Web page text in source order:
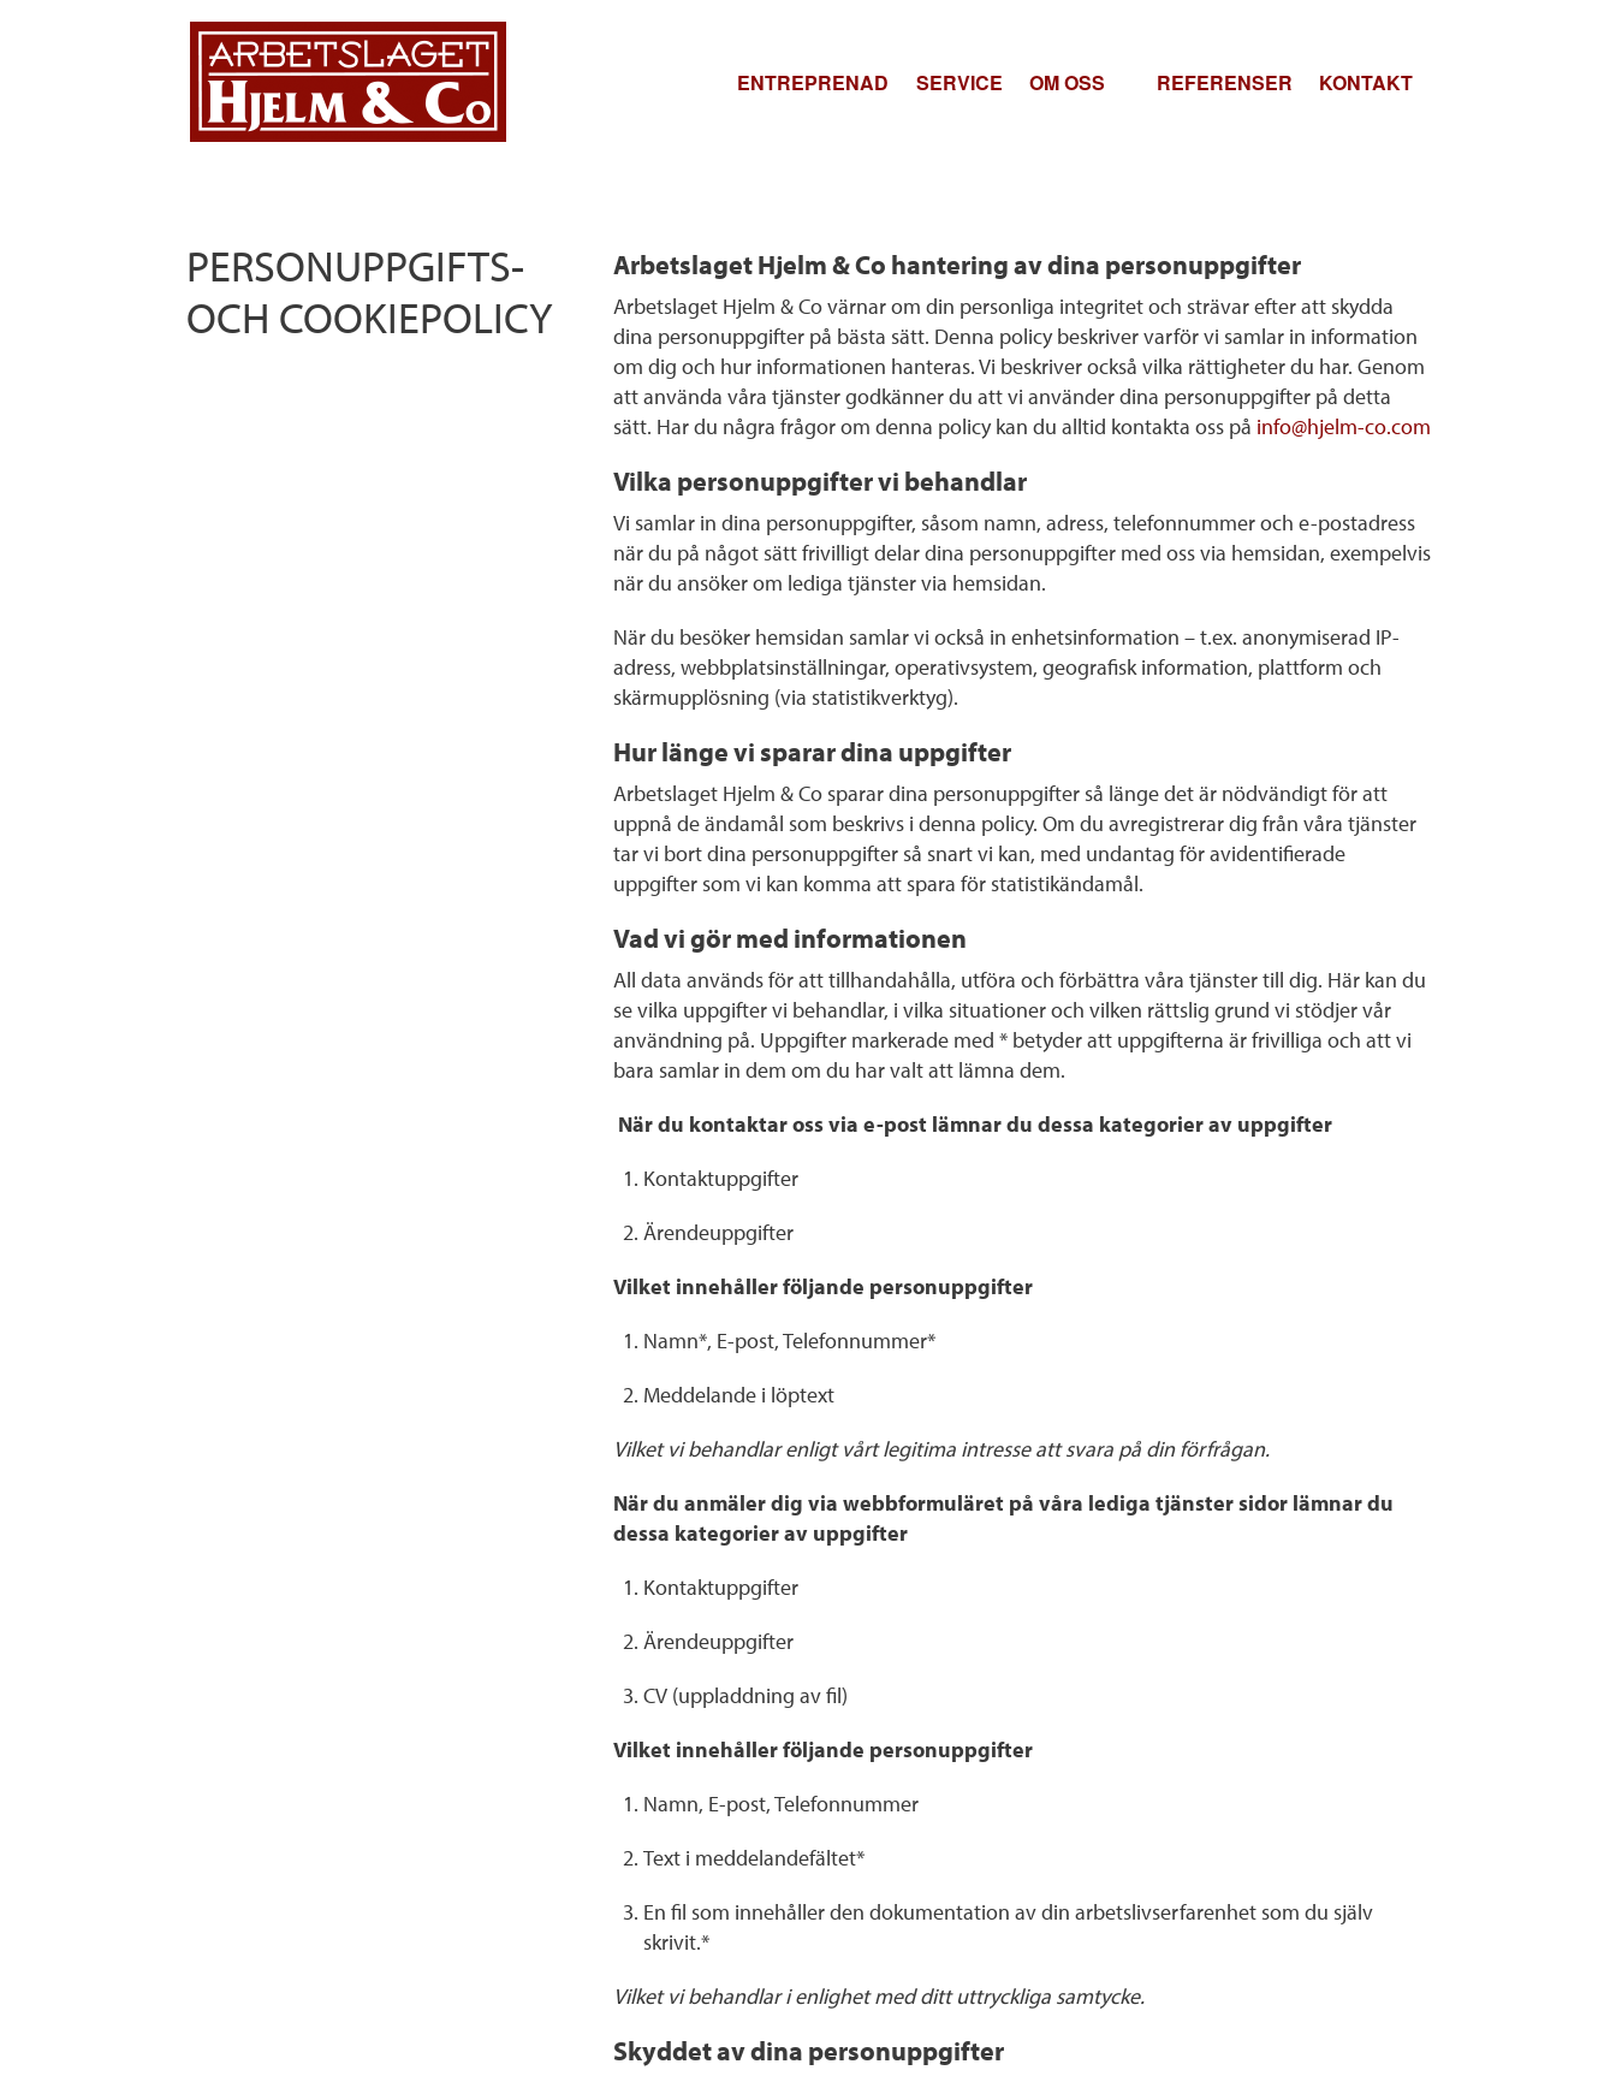
Hoppa till huvudinnehåll
ENTREPRENAD SERVICE
OM OSS
ARBETA HOS OSS
AKTUELLT
REFERENSER KONTAKT
PERSONUPPGIFTS-
OCH COOKIEPOLICY
Arbetslaget Hjelm & Co hantering av dina personuppgifter
Arbetslaget Hjelm & Co värnar om din personliga integritet och strävar efter att skydda
dina personuppgifter på bästa sätt. Denna policy beskriver varför vi samlar in information
om dig och hur informationen hanteras. Vi beskriver också vilka rättigheter du har. Genom
att använda våra tjänster godkänner du att vi använder dina personuppgifter på detta
sätt. Har du några frågor om denna policy kan du alltid kontakta oss på info@hjelm-co.com
Vilka personuppgifter vi behandlar
Vi samlar in dina personuppgifter, såsom namn, adress, telefonnummer och e-postadress
när du på något sätt frivilligt delar dina personuppgifter med oss via hemsidan, exempelvis
när du ansöker om lediga tjänster via hemsidan.
När du besöker hemsidan samlar vi också in enhetsinformation – t.ex. anonymiserad IP-
adress, webbplatsinställningar, operativsystem, geografisk information, plattform och
skärmupplösning (via statistikverktyg).
Hur länge vi sparar dina uppgifter
Arbetslaget Hjelm & Co sparar dina personuppgifter så länge det är nödvändigt för att
uppnå de ändamål som beskrivs i denna policy. Om du avregistrerar dig från våra tjänster
tar vi bort dina personuppgifter så snart vi kan, med undantag för avidentifierade
uppgifter som vi kan komma att spara för statistikändamål.
Vad vi gör med informationen
All data används för att tillhandahålla, utföra och förbättra våra tjänster till dig. Här kan du
se vilka uppgifter vi behandlar, i vilka situationer och vilken rättslig grund vi stödjer vår
användning på. Uppgifter markerade med * betyder att uppgifterna är frivilliga och att vi
bara samlar in dem om du har valt att lämna dem.
När du kontaktar oss via e-post lämnar du dessa kategorier av uppgifter
Kontaktuppgifter
Ärendeuppgifter
Vilket innehåller följande personuppgifter
Namn*, E-post, Telefonnummer*
Meddelande i löptext
Vilket vi behandlar enligt vårt legitima intresse att svara på din förfrågan.
När du anmäler dig via webbformuläret på våra lediga tjänster sidor lämnar du
dessa kategorier av uppgifter
Kontaktuppgifter
Ärendeuppgifter
CV (uppladdning av fil)
Vilket innehåller följande personuppgifter
Namn, E-post, Telefonnummer
Text i meddelandefältet*
En fil som innehåller den dokumentation av din arbetslivserfarenhet som du själv
skrivit.*
Vilket vi behandlar i enlighet med ditt uttryckliga samtycke.
Skyddet av dina personuppgifter